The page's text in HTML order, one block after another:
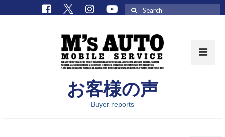
取扱車種一覧お客様の声
Buyer reports